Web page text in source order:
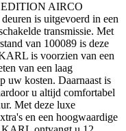
AIRCO
is uitgevoerd in een
transmissie. Met
van 100089 is deze
is voorzien van een
van een laag
uw kosten. Daarnaast is
u altijd comfortabel
Met deze luxe
en een hoogwaardige